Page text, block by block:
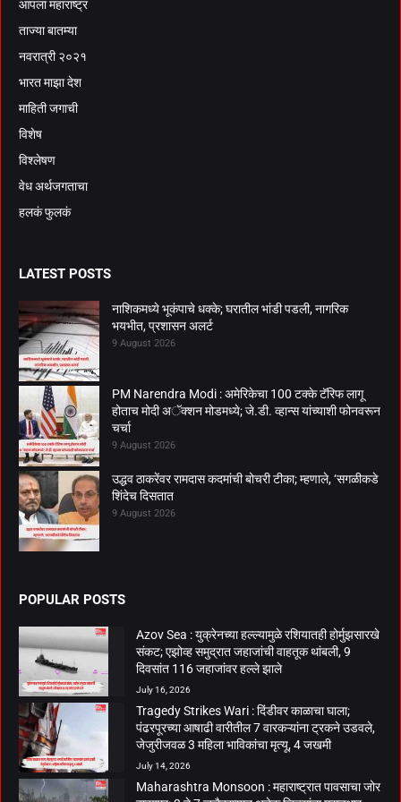
आपला महाराष्ट्र
ताज्या बातम्या
नवरात्री २०२१
भारत माझा देश
माहिती जगाची
विशेष
विश्लेषण
वेध अर्थजगताचा
हलकं फुलकं
LATEST POSTS
नाशिकमध्ये भूकंपाचे धक्के; घरातील भांडी पडली, नागरिक
भयभीत, प्रशासन अलर्ट
9 August 2026
PM Narendra Modi : अमेरिकेचा 100 टक्के टॅरिफ लागू
होताच मोदी अॅक्शन मोडमध्ये; जे.डी. व्हान्स यांच्याशी फोनवरून
चर्चा
9 August 2026
उद्धव ठाकरेंवर रामदास कदमांची बोचरी टीका; म्हणाले, ‘सगळीकडे
शिंदेच दिसतात
9 August 2026
POPULAR POSTS
Azov Sea : युक्रेनच्या हल्ल्यामुळे रशियातही होर्मुझसारखे
संकट; एझोव्ह समुद्रात जहाजांची वाहतूक थांबली, 9
दिवसांत 116 जहाजांवर हल्ले झाले
July 16, 2026
Tragedy Strikes Wari : दिंडीवर काळाचा घाला;
पंढरपूरच्या आषाढी वारीतील 7 वारकऱ्यांना ट्रकने उडवले,
जेजुरीजवळ 3 महिला भाविकांचा मृत्यू, 4 जखमी
July 14, 2026
Maharashtra Monsoon : महाराष्ट्रात पावसाचा जोर